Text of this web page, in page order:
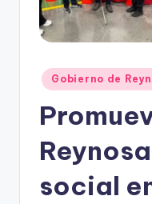
Publicado
en
Gobierno de
social